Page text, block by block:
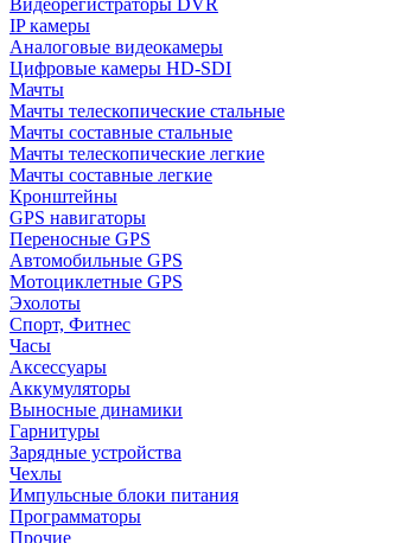
Видеорегистраторы DVR
IP камеры
Аналоговые видеокамеры
Цифровые камеры HD-SDI
Мачты
Мачты телескопические стальные
Мачты составные стальные
Мачты телескопические легкие
Мачты составные легкие
Кронштейны
GPS навигаторы
Переносные GPS
Автомобильные GPS
Мотоциклетные GPS
Эхолоты
Спорт, Фитнес
Часы
Аксессуары
Аккумуляторы
Выносные динамики
Гарнитуры
Зарядные устройства
Чехлы
Импульсные блоки питания
Программаторы
Прочие